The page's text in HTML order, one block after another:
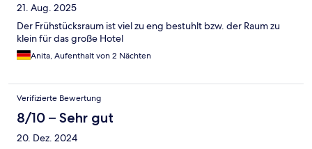
21. Aug. 2025
Der Frühstücksraum ist viel zu eng bestuhlt bzw. der Raum zu
klein für das große Hotel
Anita, Aufenthalt von 2 Nächten
Verifizierte Bewertung
8/10 – Sehr gut
20. Dez. 2024